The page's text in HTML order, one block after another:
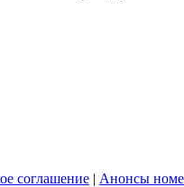
соглашение | Анонсы